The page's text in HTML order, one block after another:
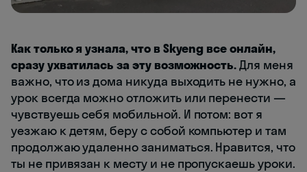
Как только я узнала, что в Skyeng все онлайн,
сразу ухватилась за эту возможность.Для меня
важно, что из дома никуда выходить не нужно, а
урок всегда можно отложить или перенести —
чувствуешь себя мобильной. И потом: вот я
уезжаю к детям, беру с собой компьютер и там
продолжаю удаленно заниматься. Нравится, что
ты не привязан к месту и не пропускаешь уроки.